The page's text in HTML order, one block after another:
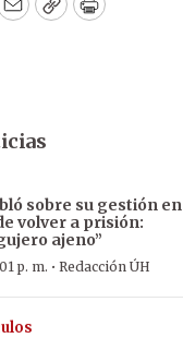
EmailCopyPrint
sobre su gestión en
volver a prisión:
ajeno”
p. m. · Redacción ÚH